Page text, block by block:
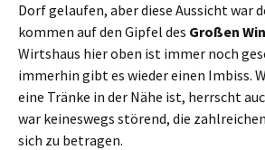
Dorf gelaufen, aber diese Aussicht war
kommen auf den Gipfel des Großen
Wirtshaus hier oben ist immer noch
immerhin gibt es wieder einen Imbiss.
eine Tränke in der Nähe ist, herrscht
war keineswegs störend, die
sich zu betragen.